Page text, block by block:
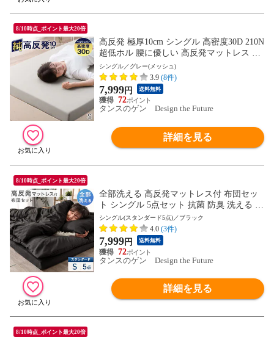
8/10時点_ポイント最大20倍
高反発 極厚10cm シングル 高密度30D 210N
超低ホル 腰に優しい 高反発マットレス 高
反発マット 10cm 高反発マットレス ISO認
定工場生産 圧縮 圧縮マットレス 13810016
〔グレー(メッシュ)〕【予約】8月下旬※8/
31までに出荷予定
シングル／グレー(メッシュ)
3.9 (8件)
7,999円 送料無料
72
タンスのゲン Design the Future
詳細を見る
8/10時点_ポイント最大20倍
全部洗える 高反発マットレス付 布団セッ
ト シングル 5点セット 抗菌 防臭 洗える 洗
濯 マットレス マットレス付き 布団 敷布団
掛け布団 枕 収納ケース 組布団 新生活 819
00162〔ブラック〕
シングル(スタンダード5点)／ブラック
4.0 (3件)
7,999円 送料無料
72
タンスのゲン Design the Future
詳細を見る
8/10時点_ポイント最大20倍